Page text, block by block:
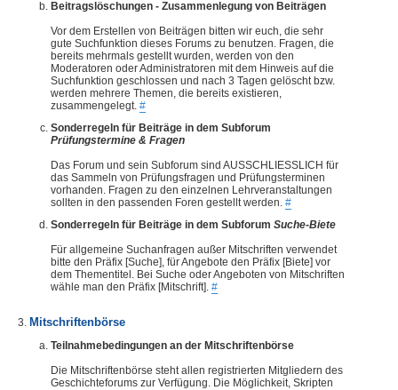
Beitragslöschungen - Zusammenlegung von Beiträgen
Vor dem Erstellen von Beiträgen bitten wir euch, die sehr
gute Suchfunktion dieses Forums zu benutzen. Fragen, die
bereits mehrmals gestellt wurden, werden von den
Moderatoren oder Administratoren mit dem Hinweis auf die
Suchfunktion geschlossen und nach 3 Tagen gelöscht bzw.
werden mehrere Themen, die bereits existieren,
zusammengelegt.#
Sonderregeln für Beiträge in dem Subforum
Prüfungstermine & Fragen
Das Forum und sein Subforum sind AUSSCHLIESSLICH für
das Sammeln von Prüfungsfragen und Prüfungsterminen
vorhanden. Fragen zu den einzelnen Lehrveranstaltungen
sollten in den passenden Foren gestellt werden.#
Sonderregeln für Beiträge in dem SubforumSuche-Biete
Für allgemeine Suchanfragen außer Mitschriften verwendet
bitte den Präfix [Suche], für Angebote den Präfix [Biete] vor
dem Thementitel. Bei Suche oder Angeboten von Mitschriften
wähle man den Präfix [Mitschrift].#
Mitschriftenbörse
Teilnahmebedingungen an der Mitschriftenbörse
Die Mitschriftenbörse steht allen registrierten Mitgliedern des
Geschichteforums zur Verfügung. Die Möglichkeit, Skripten